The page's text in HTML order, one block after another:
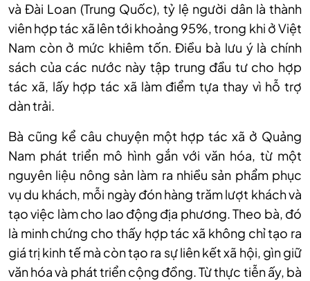
và Đài Loan (Trung Quốc), tỷ lệ người dân là thành
viên hợp tác xã lên tới khoảng 95%, trong khi ở Việt
Nam còn ở mức khiêm tốn. Điều bà lưu ý là chính
sách của các nước này tập trung đầu tư cho hợp
tác xã, lấy hợp tác xã làm điểm tựa thay vì hỗ trợ
dàn trải.
Bà cũng kể câu chuyện một hợp tác xã ở Quảng
Nam phát triển mô hình gắn với văn hóa, từ một
nguyên liệu nông sản làm ra nhiều sản phẩm phục
vụ du khách, mỗi ngày đón hàng trăm lượt khách và
tạo việc làm cho lao động địa phương. Theo bà, đó
là minh chứng cho thấy hợp tác xã không chỉ tạo ra
giá trị kinh tế mà còn tạo ra sự liên kết xã hội, gìn giữ
văn hóa và phát triển cộng đồng. Từ thực tiễn ấy, bà